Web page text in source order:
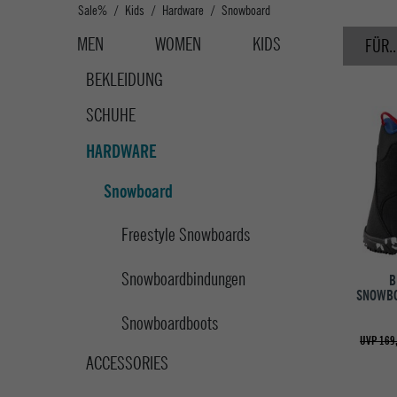
Sale% Kids Hardware Snowboard
MEN WOMEN
KIDS
BEKLEIDUNG
SCHUHE
HARDWARE
Snowboard
Freestyle Snowboards
Snowboardbindungen
Snowboardboots
ACCESSORIES
UVP